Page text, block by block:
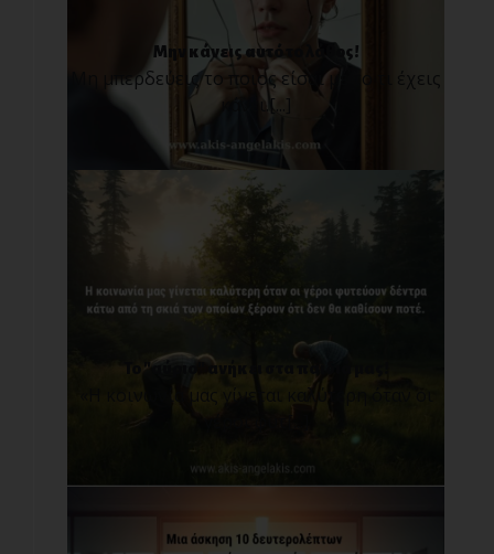
Μην κάνεις αυτό το λάθος!
Μη μπερδεύεις το ποιος είσαι με το τι έχεις
κάνει.[...]
Το "αύριο" ανήκει στα παιδιά μας!
«Η κοινωνία μας γίνεται καλύτερη όταν οι
γέροι φυτ[...]